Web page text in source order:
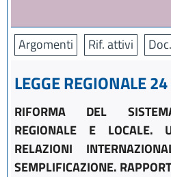
Argomenti Rif. attivi
LEGGE REGIONALE
RIFORMA DEL
REGIONALE E LOCALE.
RELAZIONI
SEMPLIFICAZIONE.